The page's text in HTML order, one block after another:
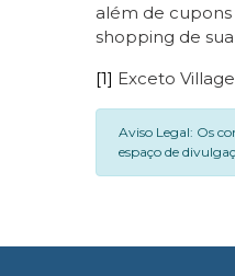
além de
shopping de
[1] Exceto
Aviso Legal: Os
espaço de